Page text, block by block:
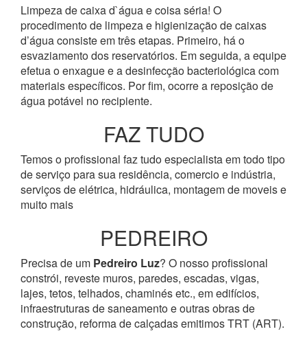
Limpeza de caixa d`água e coisa séria! O
procedimento de limpeza e higienização de caixas
d’água consiste em três etapas. Primeiro, há o
esvaziamento dos reservatórios. Em seguida, a equipe
efetua o enxague e a desinfecção bacteriológica com
materiais específicos. Por fim, ocorre a reposição de
água potável no recipiente.
FAZ TUDO
Temos o profissional faz tudo especialista em todo tipo
de serviço para sua residência, comercio e indústria,
serviços de elétrica, hidráulica, montagem de moveis e
muito mais
PEDREIRO
Precisa de um Pedreiro Luz? O nosso profissional
constrói, reveste muros, paredes, escadas, vigas,
lajes, tetos, telhados, chaminés etc., em edifícios,
infraestruturas de saneamento e outras obras de
construção, reforma de calçadas emitimos TRT (ART).